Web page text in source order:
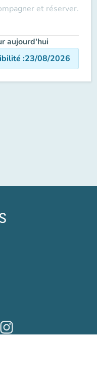
et réserver.
aujourd'hui
:23/08/2026
onglet)
(nouvel onglet)